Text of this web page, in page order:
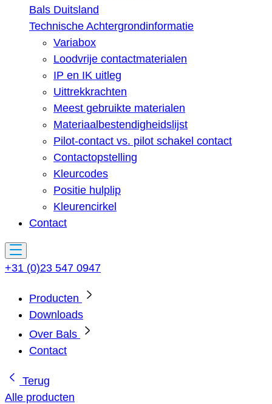
Bals Duitsland
Technische Achtergrondinformatie
Variabox
Loodvrije contactmaterialen
IP en IK uitleg
Uittrekkrachten
Meest gebruikte materialen
Materiaalbestendigheidslijst
Pilot-contact vs. pilot schakel contact
Contactopstelling
Kleurcodes
Positie hulplip
Kleurencirkel
Contact
+31 (0)23 547 0947
Producten
Downloads
Over Bals
Contact
Terug
Alle producten